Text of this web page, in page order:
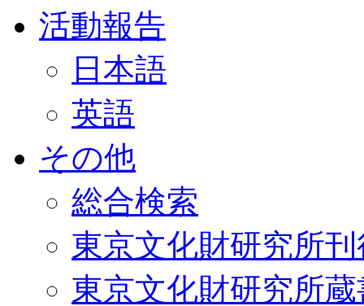
活動報告
日本語
英語
その他
総合検索
東京文化財研究所
東京文化財研究所